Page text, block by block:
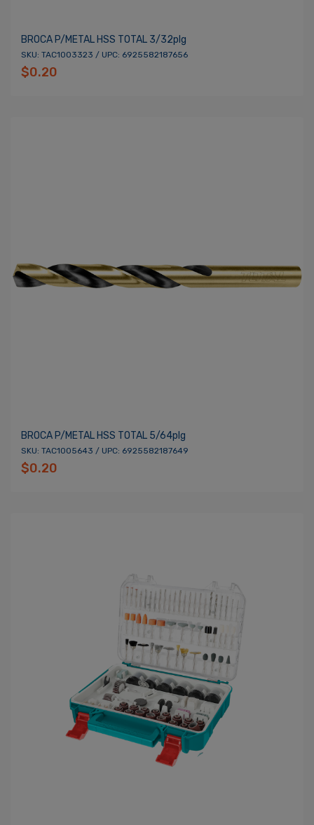
BROCA P/METAL HSS TOTAL 3/32plg
SKU: TAC1003323 / UPC: 6925582187656
$0.20
BROCA P/METAL HSS TOTAL 5/64plg
SKU: TAC1005643 / UPC: 6925582187649
$0.20